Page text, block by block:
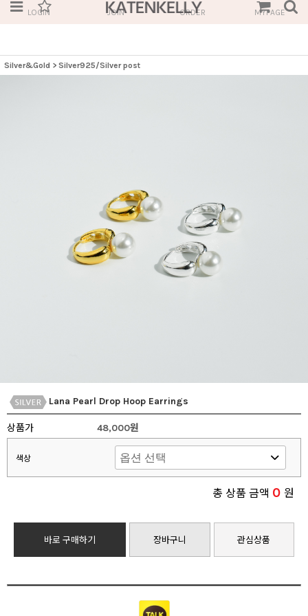
LOGIN JOIN ORDER MYPAGE
Silver&Gold > Silver925/Silver post
Lana Pearl Drop Hoop Earrings
상품가 48,000원
색상
총 상품 금액 0 원
바로 구매하기 장바구니 관심상품